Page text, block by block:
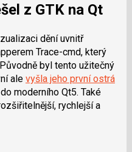
z GTK na Qt
dění uvnitř
Trace-cmd, který
byl tento užitečný
ale vyšla jeho první ostrá
moderního Qt5. Také
rychlejší a